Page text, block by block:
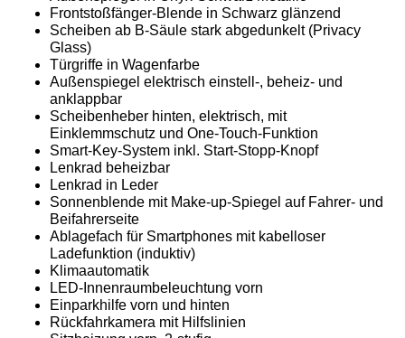
Frontstoßfänger-Blende in Schwarz glänzend
Scheiben ab B-Säule stark abgedunkelt (Privacy
Glass)
Türgriffe in Wagenfarbe
Außenspiegel elektrisch einstell-, beheiz- und
anklappbar
Scheibenheber hinten, elektrisch, mit
Einklemmschutz und One-Touch-Funktion
Smart-Key-System inkl. Start-Stopp-Knopf
Lenkrad beheizbar
Lenkrad in Leder
Sonnenblende mit Make-up-Spiegel auf Fahrer- und
Beifahrerseite
Ablagefach für Smartphones mit kabelloser
Ladefunktion (induktiv)
Klimaautomatik
LED-Innenraumbeleuchtung vorn
Einparkhilfe vorn und hinten
Rückfahrkamera mit Hilfslinien